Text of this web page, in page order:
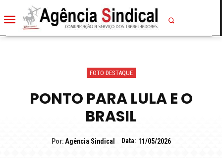
FOTO DESTAQUE
PONTO PARA LULA E O
BRASIL
Por: Agência Sindical Data: 11/05/2026